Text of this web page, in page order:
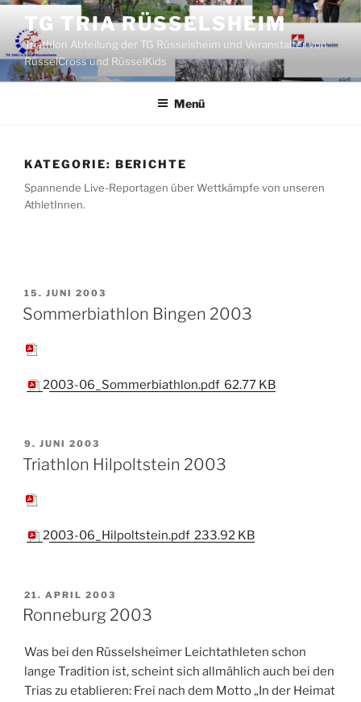
Zum
Inhalt
springen
TG TRIA RÜSSELSHEIM
Triathlon Abteilung der TG Rüsselsheim und Veranstalter von
RüsselCross und RüsselKids
Menü
KATEGORIE: BERICHTE
Spannende Live-Reportagen über Wettkämpfe von unseren
AthletInnen.
VERÖFFENTLICHT
AM
15. JUNI 2003
Sommerbiathlon Bingen 2003
2003-06_Sommerbiathlon.pdf 62.77 KB
VERÖFFENTLICHT
AM
9. JUNI 2003
Triathlon Hilpoltstein 2003
2003-06_Hilpoltstein.pdf 233.92 KB
VERÖFFENTLICHT
AM
21. APRIL 2003
Ronneburg 2003
Was bei den Rüsselsheimer Leichtathleten schon
lange Tradition ist, scheint sich allmählich auch bei den
Trias zu etablieren: Frei nach dem Motto „In der Heimat